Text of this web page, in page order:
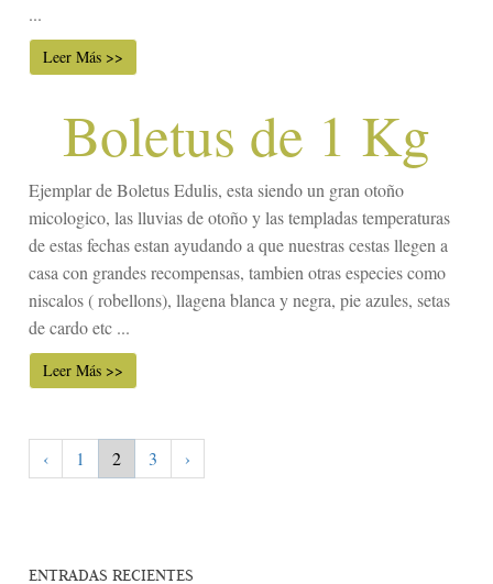
...
Leer Más >>
Boletus de 1 Kg
Ejemplar de Boletus Edulis, esta siendo un gran otoño
micologico, las lluvias de otoño y las templadas temperaturas
de estas fechas estan ayudando a que nuestras cestas llegen a
casa con grandes recompensas, tambien otras especies como
niscalos ( robellons), llagena blanca y negra, pie azules, setas
de cardo etc ...
Leer Más >>
‹ 1 2 3 ›
ENTRADAS RECIENTES